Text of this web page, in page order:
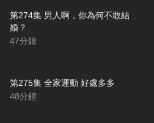
第274集 男人啊，你為何不敢結
婚？
47分鐘
第275集 全家運動 好處多多
48分鐘